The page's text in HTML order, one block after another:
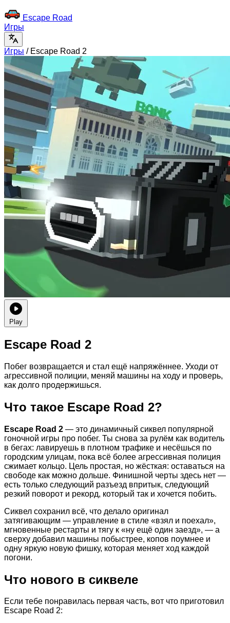
Escape Road
Игры
Игры / Escape Road 2
Play
Escape Road 2
Побег возвращается и стал ещё напряжённее. Уходи от
агрессивной полиции, меняй машины на ходу и проверь,
как долго продержишься.
Что такое Escape Road 2?
Escape Road 2 — это динамичный сиквел популярной
гоночной игры про побег. Ты снова за рулём как водитель
в бегах: лавируешь в плотном трафике и несёшься по
городским улицам, пока всё более агрессивная полиция
сжимает кольцо. Цель простая, но жёсткая: оставаться на
свободе как можно дольше. Финишной черты здесь нет —
есть только следующий разъезд впритык, следующий
резкий поворот и рекорд, который так и хочется побить.
Сиквел сохранил всё, что делало оригинал
затягивающим — управление в стиле «взял и поехал»,
мгновенные рестарты и тягу к «ну ещё один заезд», — а
сверху добавил машины побыстрее, копов поумнее и
одну яркую новую фишку, которая меняет ход каждой
погони.
Что нового в сиквеле
Если тебе понравилась первая часть, вот что приготовил
Escape Road 2: